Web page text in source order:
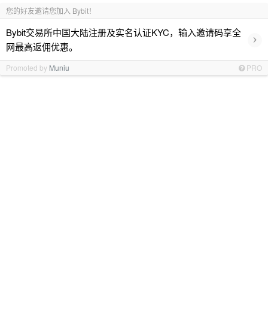
您的好友邀请您加入 Bybit！
Bybit交易所中国大陆注册及实名认证KYC，输入邀请码享全
网最高返佣优惠。
›
Promoted by Muniu PRO